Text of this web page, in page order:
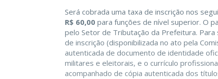
Será cobrada uma taxa de inscrição nos
R$ 60,00 para funções de nível superior. O
pelo Setor de Tributação da Prefeitura.
de inscrição (disponibilizada no ato pela
autenticada de documento de identidade
militares e eleitorais, e o currículo
acompanhado de cópia autenticada dos